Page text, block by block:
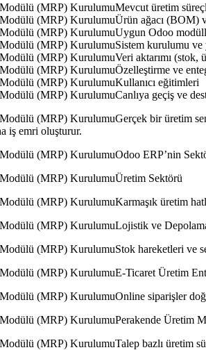
(MRP) KurulumuMevcut üretim
(MRP) KurulumuÜrün ağacı (BOM) ve
(MRP) KurulumuUygun Odoo
(MRP) KurulumuSistem kurulumu ve
(MRP) KurulumuVeri aktarımı (stok,
(MRP) KurulumuÖzelleştirme ve
(MRP) KurulumuKullanıcı eğitimleri
(MRP) KurulumuCanlıya geçiş ve
(MRP) KurulumuGerçek bir üretim
iş emri oluşturur.
(MRP) KurulumuOdoo ERP’nin
(MRP) KurulumuÜretim Sektörü
(MRP) KurulumuKarmaşık üretim
(MRP) KurulumuLojistik ve
(MRP) KurulumuStok hareketleri ve
(MRP) KurulumuE-Ticaret Üretim
(MRP) KurulumuOnline siparişler
(MRP) KurulumuPerakende Üretim
(MRP) KurulumuTalep bazlı üretim